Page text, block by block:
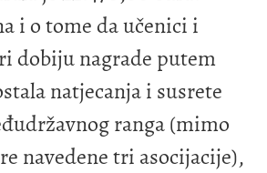
i o tome da učenici i
dobiju nagrade putem
natjecanja i susrete
ranga (mimo
navedene tri asocijacije),